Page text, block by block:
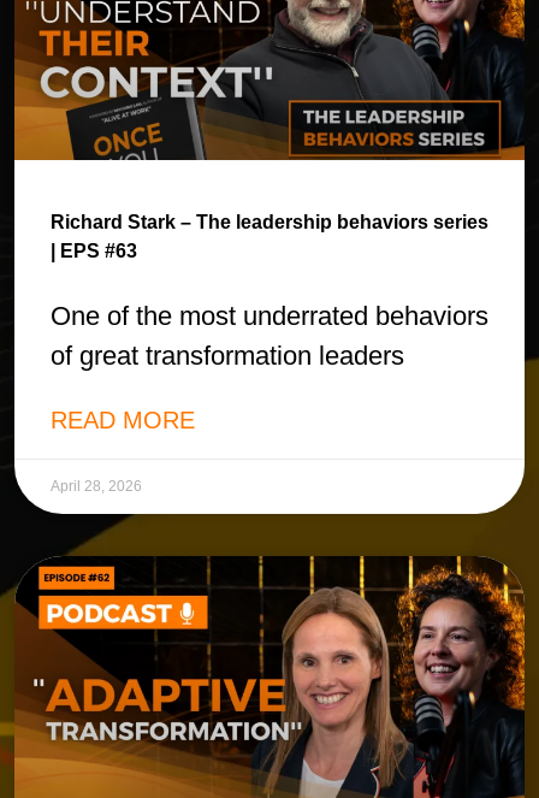
Richard Stark – The leadership behaviors series
| EPS #63
One of the most underrated behaviors
of great transformation leaders
READ MORE
April 28, 2026